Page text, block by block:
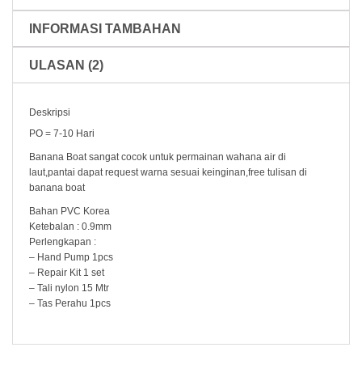
INFORMASI TAMBAHAN
ULASAN (2)
Deskripsi
PO = 7-10 Hari
Banana Boat sangat cocok untuk permainan wahana air di
laut,pantai dapat request warna sesuai keinginan,free tulisan di
banana boat
Bahan PVC Korea
Ketebalan : 0.9mm
Perlengkapan :
– Hand Pump 1pcs
– Repair Kit 1 set
– Tali nylon 15 Mtr
– Tas Perahu 1pcs